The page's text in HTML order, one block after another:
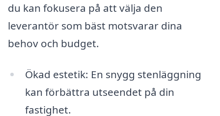
du kan fokusera på att välja den
leverantör som bäst motsvarar dina
behov och budget.
Ökad estetik: En snygg stenläggning
kan förbättra utseendet på din
fastighet.